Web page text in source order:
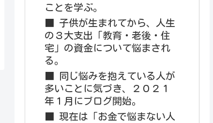
ことを学ぶ。
■ 子供が生まれてから、人生
の３大支出「教育・老後・住
宅」の資金について悩まされ
る。
■ 同じ悩みを抱えている人が
多いことに気づき、２０２１
年１月にブログ開始。
■ 現在は「お金で悩まない人